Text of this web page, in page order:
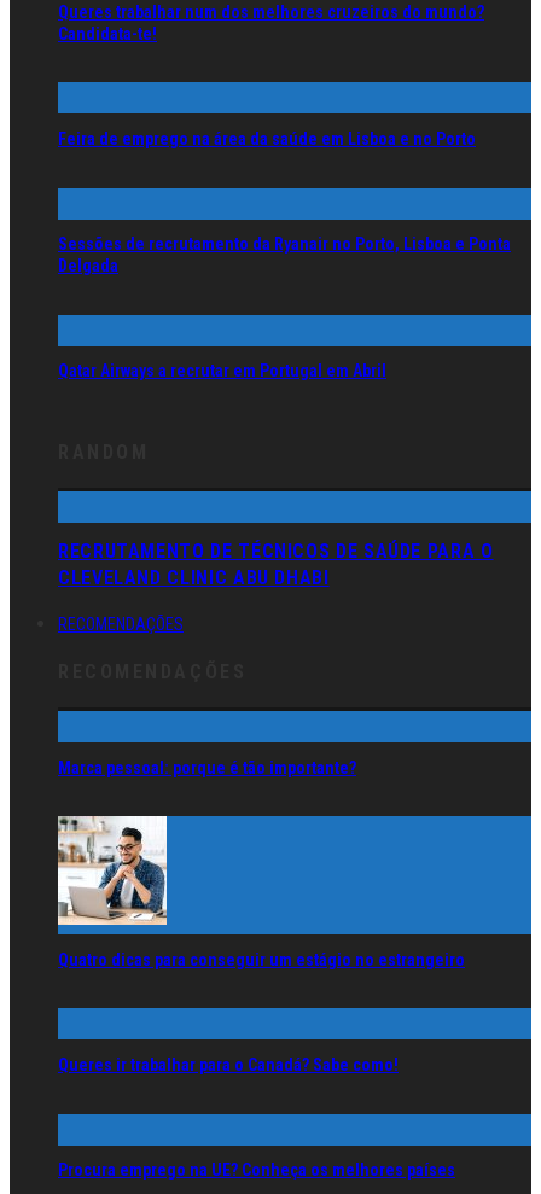
Queres trabalhar num dos melhores cruzeiros do mundo?
Candidata-te!
Feira de emprego na área da saúde em Lisboa e no Porto
Sessões de recrutamento da Ryanair no Porto, Lisboa e Ponta
Delgada
Qatar Airways a recrutar em Portugal em Abril
RECRUTAMENTO DE TÉCNICOS DE SAÚDE PARA O
CLEVELAND CLINIC ABU DHABI
RECOMENDAÇÕES
Marca pessoal: porque é tão importante?
Quatro dicas para conseguir um estágio no estrangeiro
Queres ir trabalhar para o Canadá? Sabe como!
Procura emprego na UE? Conheça os melhores países